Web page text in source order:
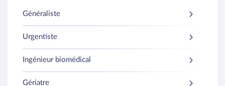
Généraliste
Urgentiste
Ingénieur biomédical
Gériatre